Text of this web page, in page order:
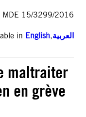
MDE 15/3299/2016
in English,العربية
maltraiter
en grève